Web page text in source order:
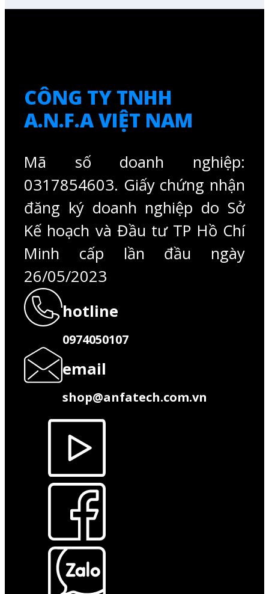
CÔNG TY TNHH
A.N.F.A VIỆT NAM
Mã số doanh nghiệp:
0317854603. Giấy chứng nhận
đăng ký doanh nghiệp do Sở
Kế hoạch và Đầu tư TP Hồ Chí
Minh cấp lần đầu ngày
26/05/2023
hotline
0974050107
email
shop@anfatech.com.vn